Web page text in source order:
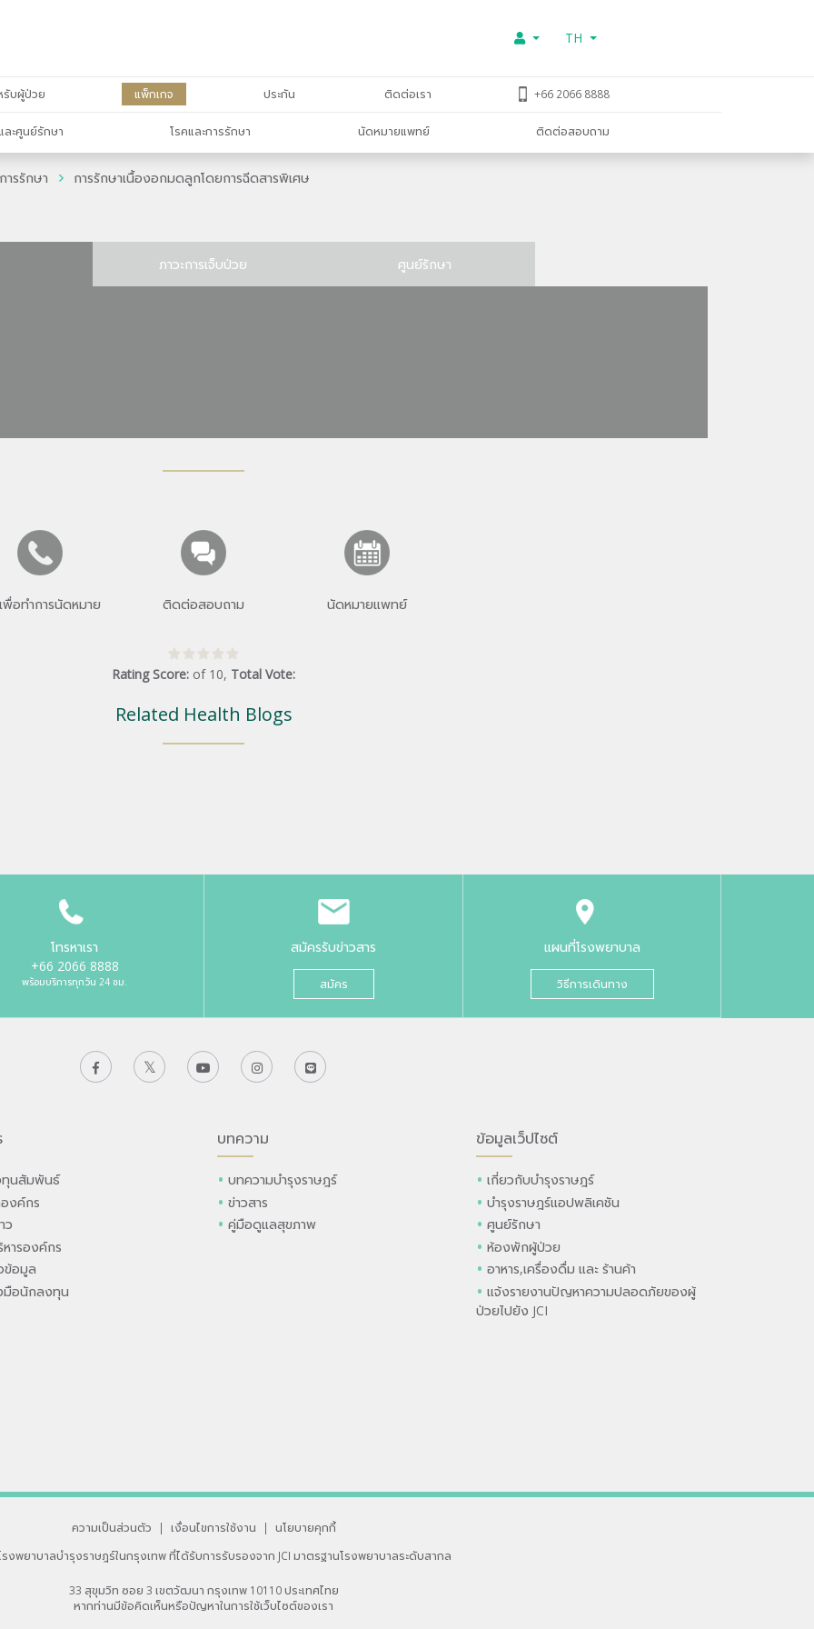
TH
รับผู้ป่วย แพ็กเกจ ประกัน ติดต่อเรา +66 2066 8888
ะศูนย์รักษา โรคและการรักษา นัดหมายแพทย์ ติดต่อสอบถาม
ารรักษา การรักษาเนื้องอกมดลูกโดยการฉีดสารพิเศษ
ภาวะการเจ็บป่วย ศูนย์รักษา
พื่อทำการนัดหมาย ติดต่อสอบถาม นัดหมายแพทย์
Rating Score: of 10, Total Vote:
Related Health Blogs
โทรหาเรา
+66 2066 8888
พร้อมบริการทุกวัน 24 ชม.
สมัครรับข่าวสาร
สมัคร
แผนที่โรงพยาบาล
วิธีการเดินทาง
นสัมพันธ์
งค์กร
ว
หารองค์กร
ข้อมูล
มือนักลงทุน
บทความ
บทความบำรุงราษฎร์
ข่าวสาร
คู่มือดูแลสุขภาพ
ข้อมูลเว็ปไซต์
เกี่ยวกับบำรุงราษฎร์
บำรุงราษฎร์แอปพลิเคชัน
ศูนย์รักษา
ห้องพักผู้ป่วย
อาหาร,เครื่องดื่ม และ ร้านค้า
แจ้งรายงานปัญหาความปลอดภัยของผู้
ป่วยไปยัง JCI
ความเป็นส่วนตัว | เงื่อนไขการใช้งาน |
นโยบายคุกกี้
งพยาบาลบำรุงราษฎร์ในกรุงเทพที่ได้รับการรับรองจาก JCI มาตรฐานโรงพยาบาลระดับสากล
33 สุขุมวิท ซอย 3 เขตวัฒนา กรุงเทพ 10110 ประเทศไทย
หากท่านมีข้อคิดเห็นหรือปัญหาในการใช้เว็บไซต์ของเรา